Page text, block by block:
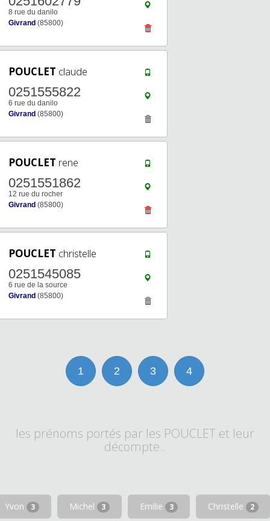
8 rue du danilo
Givrand (85800)
POUCLET claude
0251555822
6 rue du danilo
Givrand (85800)
POUCLET rene
0251551862
12 rue du rocher
Givrand (85800)
POUCLET christelle
0251545085
6 rue de la source
Givrand (85800)
1 2 3 4
les prénoms portés par les POUCLET et leur
décompte..
Yvon 3 Michel 3 Emilie 3 Christelle 2